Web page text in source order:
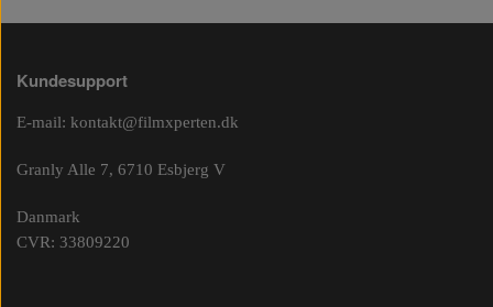
Kundesupport
E-mail: kontakt@filmxperten.dk
Granly Alle 7, 6710 Esbjerg V
Danmark
CVR: 33809220